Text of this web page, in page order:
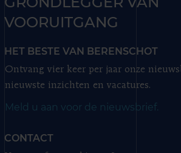
VOORUITGANG
HET BESTE VAN BERENSCHOT
Ontvang vier keer per jaar onze
nieuwste inzichten en vacatures.
Meld u aan voor de nieuwsbrief.
CONTACT